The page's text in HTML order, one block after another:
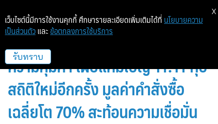
ลาซาด้า ยืนหนึ่งตลาดพรีเมียมและ
ความคุ้มค่า เผยแคมเปญ 11.11 ทุบ
สถิติใหม่อีกครั้ง มูลค่าคำสั่งซื้อ
เฉลี่ยโต 70% สะท้อนความเชื่อมั่น
เว็บไซต์นี้มีการใช้งานคุกกี้ ศึกษารายละเอียดเพิ่มเติมได้ที่ นโยบายความ
เป็นส่วนตัว และ ข้อตกลงการใช้บริการ
รับทราบ
X